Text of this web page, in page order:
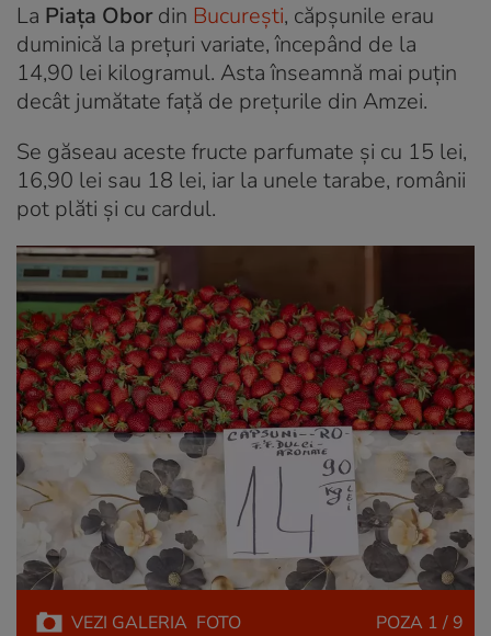
La Piața Obordin București, căpșunile erau
duminică la prețuri variate, începând de la
14,90 lei kilogramul. Asta înseamnă mai puțin
decât jumătate față de prețurile din Amzei.
Se găseau aceste fructe parfumate și cu 15 lei,
16,90 lei sau 18 lei, iar la unele tarabe, românii
pot plăti și cu cardul.
VEZI GALERIA FOTO POZA 1 / 9